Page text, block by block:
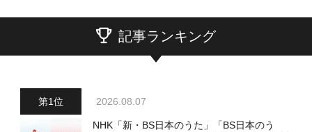
記事ランキング
2026.08.07
NHK「新・BS日本のうた」「BS日本のう